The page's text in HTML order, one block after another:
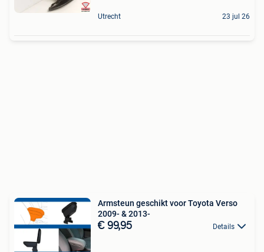
Utrecht 23 jul 26
Armsteun geschikt voor Toyota Verso
2009- & 2013-
€ 99,95 Details